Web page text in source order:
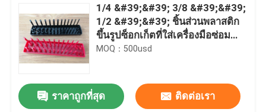
1/4 &#39;&#39; 3/8 &#39;&#39;
1/2 &#39;&#39; ชิ้นส่วนพลาสติก
ขึ้นรูปซ็อกเก็ตที่ใส่เครื่องมือซ่อม
รถยนต์
MOQ：500usd
ราคาถูกที่สุด ติดต่อเรา